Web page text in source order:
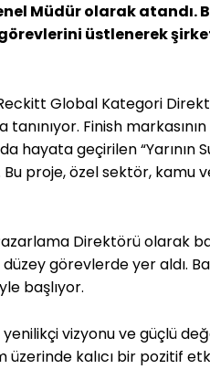
Müdür olarak atandı.
üstlenerek
Global Kategori
Finish
hayata geçirilen “Yarının
proje, özel sektör, kamu
Direktörü olarak
görevlerde yer aldı.
başlıyor.
vizyonu ve güçlü
üzerinde kalıcı bir pozitif